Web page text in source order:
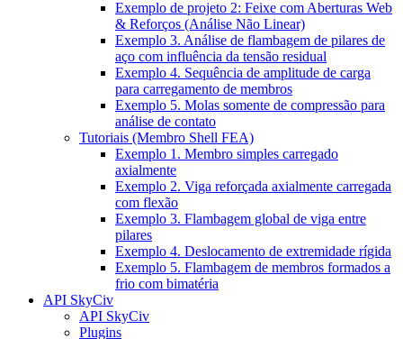
Exemplo de projeto 2: Feixe com Aberturas Web
& Reforços (Análise Não Linear)
Exemplo 3. Análise de flambagem de pilares de
aço com influência da tensão residual
Exemplo 4. Sequência de amplitude de carga
para carregamento de membros
Exemplo 5. Molas somente de compressão para
análise de contato
Tutoriais (Membro Shell FEA)
Exemplo 1. Membro simples carregado
axialmente
Exemplo 2. Viga reforçada axialmente carregada
com flexão
Exemplo 3. Flambagem global de viga entre
pilares
Exemplo 4. Deslocamento de extremidade rígida
Exemplo 5. Flambagem de membros formados a
frio com bimatéria
API SkyCiv
API SkyCiv
Plugins